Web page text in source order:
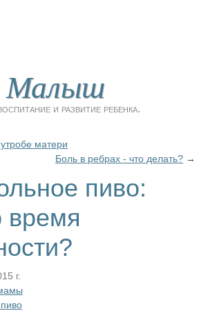
Малыш
и развитие ребенка.
матери
Боль в ребрах - что делать? →
пиво:
время
г.